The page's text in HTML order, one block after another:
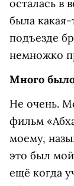
осталась в
была
подъезде
немножко
Много
Не очень.
фильм
моему,
это был
ещё когда